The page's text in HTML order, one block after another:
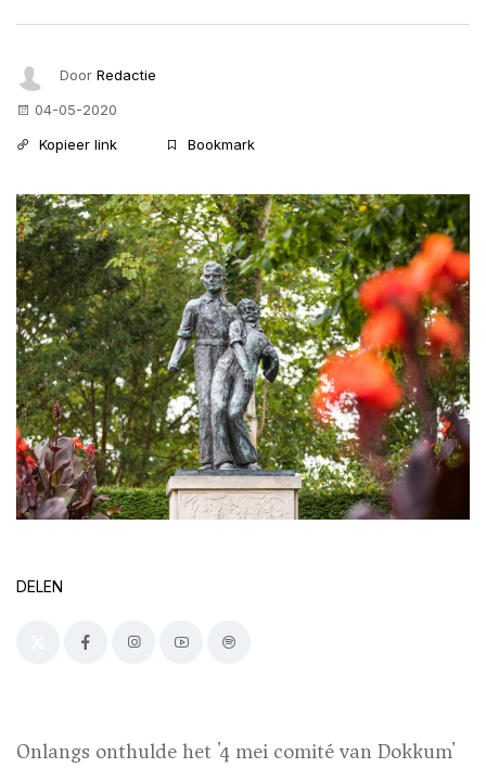
Door Redactie
04-05-2020
Kopieer link
Bookmark
DELEN
Onlangs onthulde het '4 mei comité van Dokkum'